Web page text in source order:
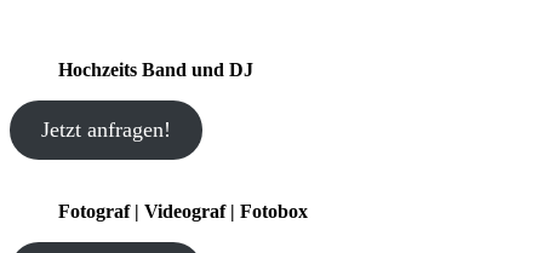
Hochzeits Band und DJ
Jetzt anfragen!
Fotograf | Videograf | Fotobox